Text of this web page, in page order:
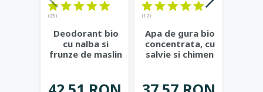
(23)
Deodorant bio
cu nalba si
frunze de maslin
(12)
Apa de gura bio
concentrata, cu
salvie si chimen